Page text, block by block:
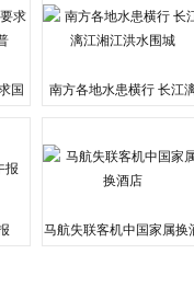
国
南方各地水患横行 长江
马航失联客机中国家属换